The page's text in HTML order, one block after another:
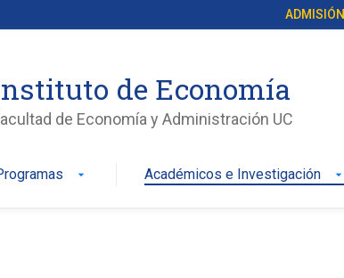
ADMISIÓN
de Economía
de Economía y Administración UC
arrow_drop_down Académicos e Investigación arrow_drop_down